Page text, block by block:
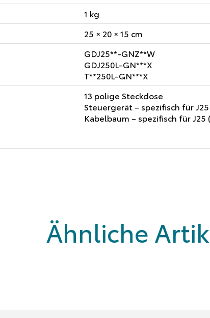
1 kg
25 × 20 × 15 cm
GDJ25**-GNZ**W
GDJ250L-GN***X
T**250L-GN***X
13 polige Steckdose
Steuergerät – spezifisch für J25
Kabelbaum – spezifisch für J25
Ähnliche